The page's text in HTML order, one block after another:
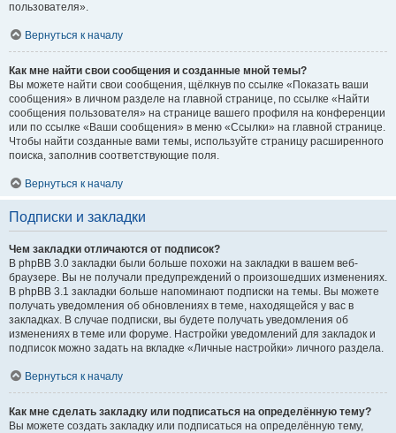
пользователя».
Вернуться к началу
Как мне найти свои сообщения и созданные мной темы?
Вы можете найти свои сообщения, щёлкнув по ссылке «Показать ваши
сообщения» в личном разделе на главной странице, по ссылке «Найти
сообщения пользователя» на странице вашего профиля на конференции
или по ссылке «Ваши сообщения» в меню «Ссылки» на главной странице.
Чтобы найти созданные вами темы, используйте страницу расширенного
поиска, заполнив соответствующие поля.
Вернуться к началу
Подписки и закладки
Чем закладки отличаются от подписок?
В phpBB 3.0 закладки были больше похожи на закладки в вашем веб-
браузере. Вы не получали предупреждений о произошедших изменениях.
В phpBB 3.1 закладки больше напоминают подписки на темы. Вы можете
получать уведомления об обновлениях в теме, находящейся у вас в
закладках. В случае подписки, вы будете получать уведомления об
изменениях в теме или форуме. Настройки уведомлений для закладок и
подписок можно задать на вкладке «Личные настройки» личного раздела.
Вернуться к началу
Как мне сделать закладку или подписаться на определённую тему?
Вы можете создать закладку или подписаться на определённую тему,